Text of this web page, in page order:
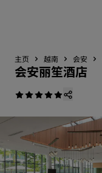
主页 越南 会安
会安丽笙酒店